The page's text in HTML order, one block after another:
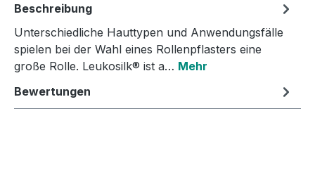
Beschreibung
Unterschiedliche Hauttypen und Anwendungsfälle
spielen bei der Wahl eines Rollenpflasters eine
große Rolle. Leukosilk® ist a… Mehr
Bewertungen